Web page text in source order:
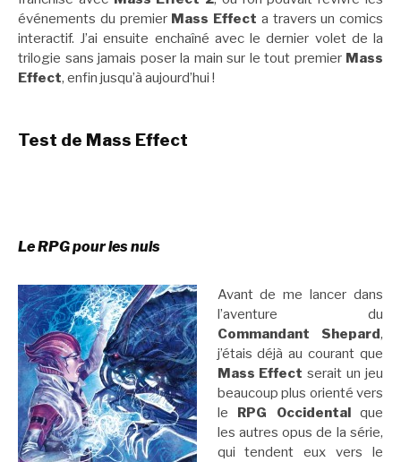
événements du premier Mass Effect a travers un comics
interactif. J’ai ensuite enchaîné avec le dernier volet de la
trilogie sans jamais poser la main sur le tout premier Mass
Effect, enfin jusqu’à aujourd’hui !
Test de Mass Effect
Le RPG pour les nuls
Avant de me lancer dans
l’aventure du
Commandant Shepard,
j’étais déjà au courant que
Mass Effect serait un jeu
beaucoup plus orienté vers
le RPG Occidentalque
les autres opus de la série,
qui tendent eux vers le